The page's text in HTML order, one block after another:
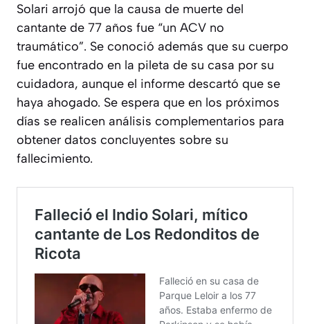
Solari arrojó que la causa de muerte del
cantante de 77 años fue “un ACV no
traumático”. Se conoció además que su cuerpo
fue encontrado en la pileta de su casa por su
cuidadora, aunque el informe descartó que se
haya ahogado. Se espera que en los próximos
días se realicen análisis complementarios para
obtener datos concluyentes sobre su
fallecimiento.